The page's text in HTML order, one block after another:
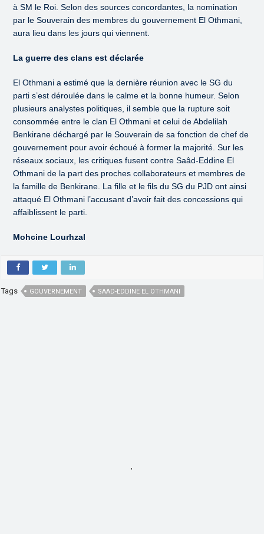
à SM le Roi. Selon des sources concordantes, la nomination
par le Souverain des membres du gouvernement El Othmani,
aura lieu dans les jours qui viennent.
La guerre des clans est déclarée
El Othmani a estimé que la dernière réunion avec le SG du
parti s’est déroulée dans le calme et la bonne humeur. Selon
plusieurs analystes politiques, il semble que la rupture soit
consommée entre le clan El Othmani et celui de Abdelilah
Benkirane déchargé par le Souverain de sa fonction de chef de
gouvernement pour avoir échoué à former la majorité. Sur les
réseaux sociaux, les critiques fusent contre Saâd-Eddine El
Othmani de la part des proches collaborateurs et membres de
la famille de Benkirane. La fille et le fils du SG du PJD ont ainsi
attaqué El Othmani l’accusant d’avoir fait des concessions qui
affaiblissent le parti.
Mohcine Lourhzal
Tags GOUVERNEMENT SAAD-EDDINE EL OTHMANI
,